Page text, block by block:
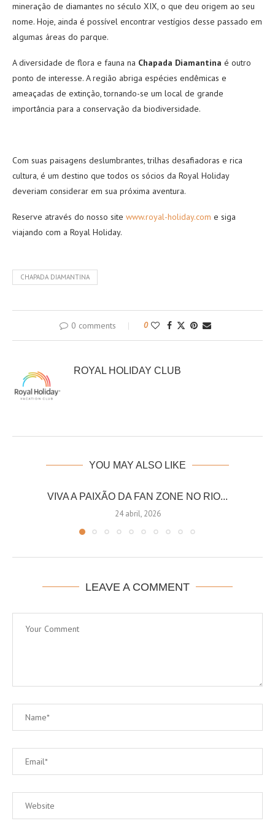
mineração de diamantes no século XIX, o que deu origem ao seu
nome. Hoje, ainda é possível encontrar vestígios desse passado em
algumas áreas do parque.
A diversidade de flora e fauna na Chapada Diamantina é outro
ponto de interesse. A região abriga espécies endêmicas e
ameaçadas de extinção, tornando-se um local de grande
importância para a conservação da biodiversidade.
Com suas paisagens deslumbrantes, trilhas desafiadoras e rica
cultura, é um destino que todos os sócios da Royal Holiday
deveriam considerar em sua próxima aventura.
Reserve através do nosso site www.royal-holiday.com e siga
viajando com a Royal Holiday.
CHAPADA DIAMANTINA
0 comments 0
ROYAL HOLIDAY CLUB
YOU MAY ALSO LIKE
VIVA A PAIXÃO DA FAN ZONE NO RIO...
24 abril, 2026
LEAVE A COMMENT